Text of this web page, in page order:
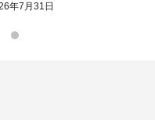
年7月31日